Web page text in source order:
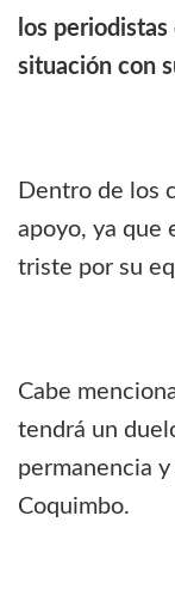
los
situación con
Dentro de los
apoyo, ya que
triste por su
Cabe
tendrá un
permanencia
Coquimbo.